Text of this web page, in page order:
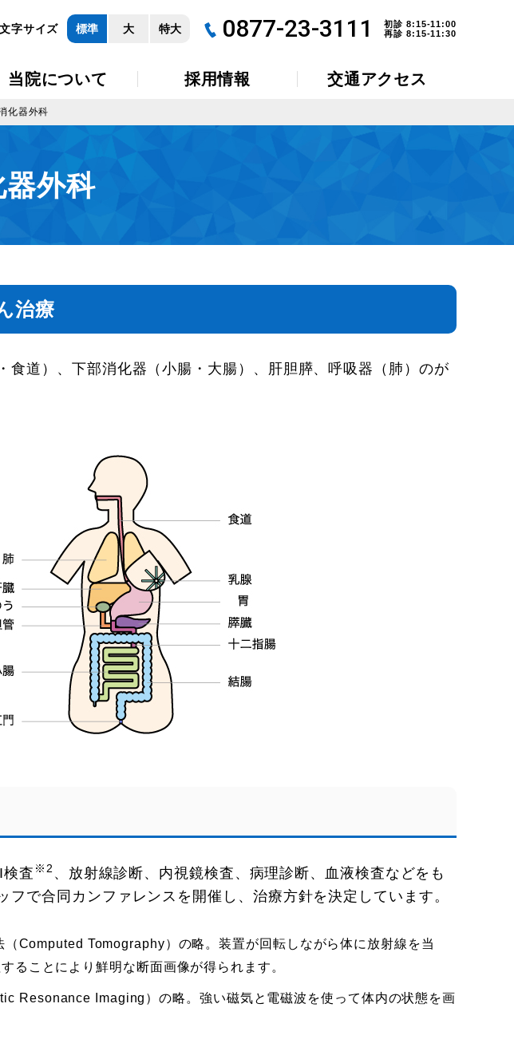
文字サイズ 標準 大 特大 0877-23-3111
初診 8:15-11:00
再診 8:15-11:30
当院について 採用情報 交通アクセス
化器外科
外科
治療
食道）、下部消化器（小腸・大腸）、肝胆膵、呼吸器（肺）のが
検査 ※2 、放射線診断、内視鏡検査、病理診断、血液検査などをも
フで合同カンファレンスを開催し、治療方針を決定しています。
Computed Tomography）の略。装置が回転しながら体に放射線を当
ることにより鮮明な断面画像が得られます。
Resonance Imaging）の略。強い磁気と電磁波を使って体内の状態を画